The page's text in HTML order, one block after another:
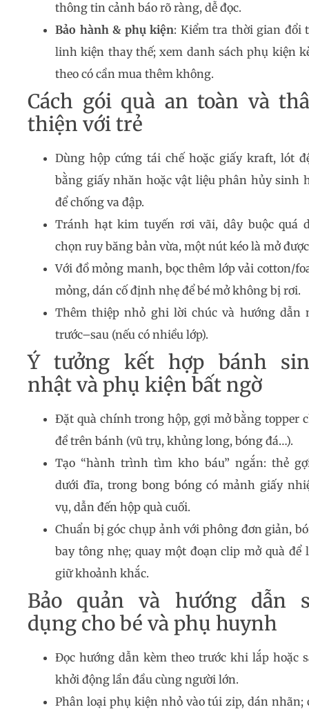
thông tin cảnh báo rõ ràng, dễ đọc.
Bảo hành & phụ kiện: Kiểm tra thời gian đổi
linh kiện thay thế; xem danh sách phụ kiện
theo có cần mua thêm không.
Cách gói quà an toàn và
thiện với trẻ
Dùng hộp cứng tái chế hoặc giấy kraft, lót
bằng giấy nhăn hoặc vật liệu phân hủy sinh
để chống va đập.
Tránh hạt kim tuyến rơi vãi, dây buộc quá
chọn ruy băng bản vừa, một nút kéo là mở
Với đồ mỏng manh, bọc thêm lớp vải cotton/
mỏng, dán cố định nhẹ để bé mở không bị rơi.
Thêm thiệp nhỏ ghi lời chúc và hướng dẫn
trước–sau (nếu có nhiều lớp).
Ý tưởng kết hợp bánh
nhật và phụ kiện bất ngờ
Đặt quà chính trong hộp, gợi mở bằng topper
đề trên bánh (vũ trụ, khủng long, bóng đá…).
Tạo “hành trình tìm kho báu” ngắn: thẻ
dưới đĩa, trong bong bóng có mảnh giấy
vụ, dẫn đến hộp quà cuối.
Chuẩn bị góc chụp ảnh với phông đơn giản,
bay tông nhẹ; quay một đoạn clip mở quà để
giữ khoảnh khắc.
Bảo quản và hướng dẫn
dụng cho bé và phụ huynh
Đọc hướng dẫn kèm theo trước khi lắp hoặc
khởi động lần đầu cùng người lớn.
Phân loại phụ kiện nhỏ vào túi zip, dán nhãn;